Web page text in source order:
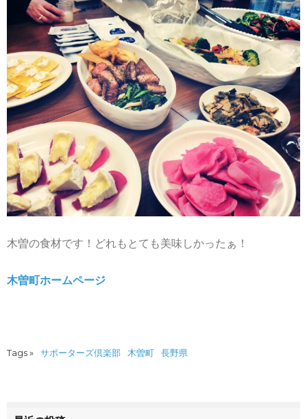
木曽の食材です！どれもとても美味しかったぁ！
木曽町ホームページ
Tags » サポーターズ倶楽部 木曽町 長野県